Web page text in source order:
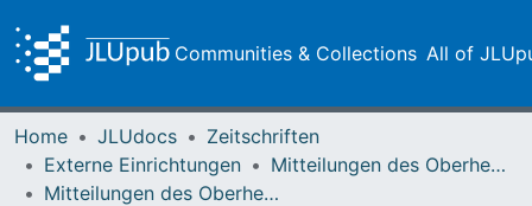
Communities & Collections All of
Home JLUdocs
Zeitschriften
Externe Einrichtungen
Mitteilungen des Oberhessischen Geschichtsvereins Gießen
Mitteilungen des Oberhessischen Geschichtsvereins Gießen Vol. 092 (2007)